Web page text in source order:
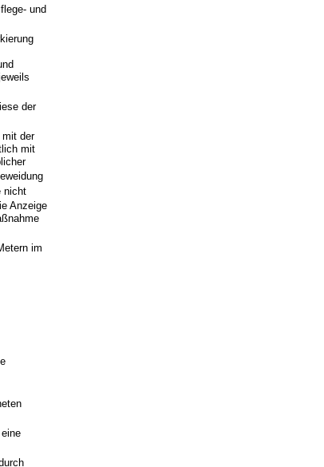
und
der
mit der
mit
nicht
Anzeige
im